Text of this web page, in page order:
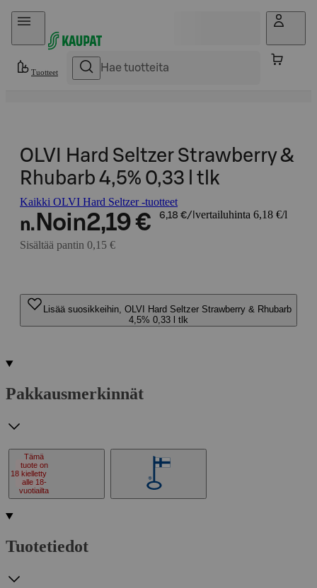
Hyppää sisältöön
Tuotteet
OLVI Hard Seltzer Strawberry &
Rhubarb 4,5% 0,33 l tlk
Kaikki OLVI Hard Seltzer -tuotteet
n. Noin2,19 € 6,18 €/l vertailuhinta 6,18 €/l
Sisältää pantin 0,15 €
Lisää suosikkeihin, OLVI Hard Seltzer Strawberry & Rhubarb
4,5% 0,33 l tlk
Pakkausmerkinnät
18
Tämä
tuote on
kielletty
alle 18-
vuotiailta
Tuotetiedot